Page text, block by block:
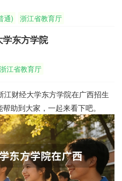
通) 浙江省教育厅
东方学院
浙江省教育厅
江财经大学东方学院在广西招生
助到大家，一起来看下吧。